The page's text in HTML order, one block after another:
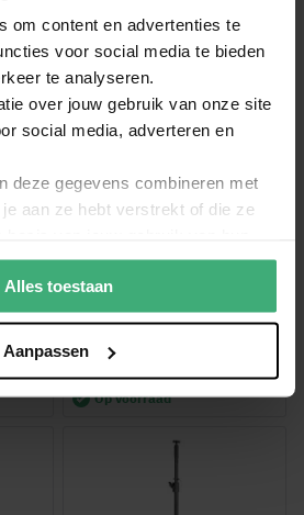
om content en advertenties te
voor social media te bieden
te analyseren.
over jouw gebruik van onze site
social media, adverteren en
deze gegevens combineren met
aan ze hebt verstrekt of die ze
Alles toestaan
Aanpassen
Op voorraad
Vonyx MPS-B55S vierkante
baseplate - Met 3x M20-
schroefdraadbussen - 59,5
x 59,5 cm
99,90
114,95
Op voorraad